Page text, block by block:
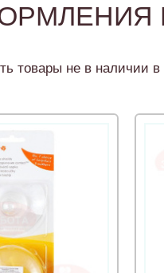
товары не в наличии